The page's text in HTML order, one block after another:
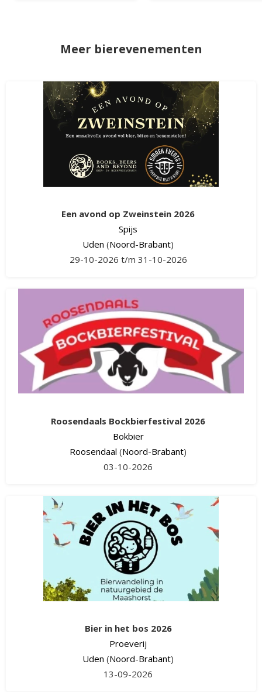
Meer bierevenementen
Een avond op Zweinstein 2026
Spijs
Uden (Noord-Brabant)
29-10-2026 t/m 31-10-2026
Roosendaals Bockbierfestival 2026
Bokbier
Roosendaal (Noord-Brabant)
03-10-2026
Bier in het bos 2026
Proeverij
Uden (Noord-Brabant)
13-09-2026